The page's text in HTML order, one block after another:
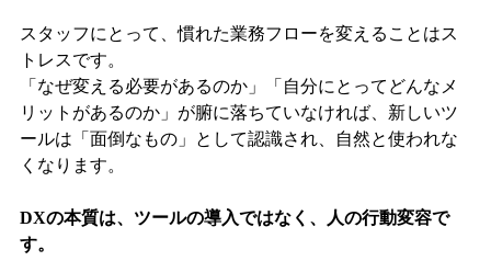
スタッフにとって、慣れた業務フローを変えることはス
トレスです。
「なぜ変える必要があるのか」「自分にとってどんなメ
リットがあるのか」が腑に落ちていなければ、新しいツ
ールは「面倒なもの」として認識され、自然と使われな
くなります。
DXの本質は、ツールの導入ではなく、人の行動変容で
す。